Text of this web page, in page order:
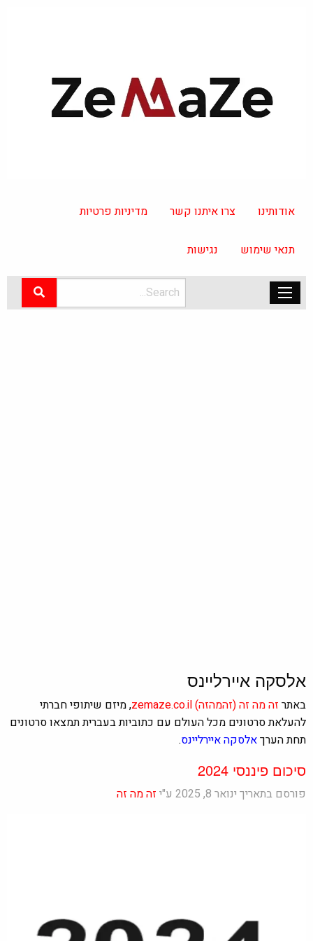
אודותינו צרו איתנו קשר מדיניות פרטיות
תנאי שימוש נגישות
אלסקה איירליינס
באתרזה מה זה(זהמהזה)zemaze.co.il, מיזם שיתופי חברתי
להעלאת סרטונים מכל העולם עם כתוביות בעברית תמצאו סרטונים
תחת הערךאלסקה איירליינס.
סיכום פיננסי 2024
פורסם בתאריך ינואר 8, 2025 ע"י זה מה זה